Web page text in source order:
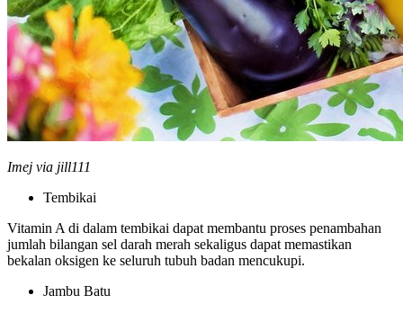
Imej via jill111
Tembikai
Vitamin A di dalam tembikai dapat membantu proses penambahan
jumlah bilangan sel darah merah sekaligus dapat memastikan
bekalan oksigen ke seluruh tubuh badan mencukupi.
Jambu Batu